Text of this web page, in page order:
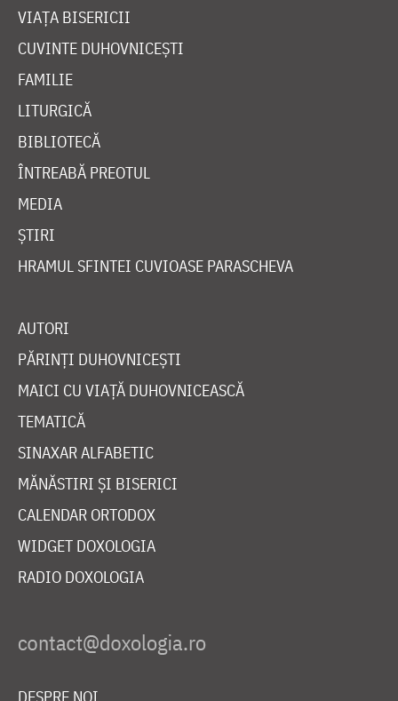
VIAȚA BISERICII
CUVINTE DUHOVNICEȘTI
FAMILIE
LITURGICĂ
BIBLIOTECĂ
ÎNTREABĂ PREOTUL
MEDIA
ȘTIRI
HRAMUL SFINTEI CUVIOASE PARASCHEVA
AUTORI
PĂRINȚI DUHOVNICEȘTI
MAICI CU VIAȚĂ DUHOVNICEASCĂ
TEMATICĂ
SINAXAR ALFABETIC
MĂNĂSTIRI ȘI BISERICI
CALENDAR ORTODOX
WIDGET DOXOLOGIA
RADIO DOXOLOGIA
DESPRE NOI